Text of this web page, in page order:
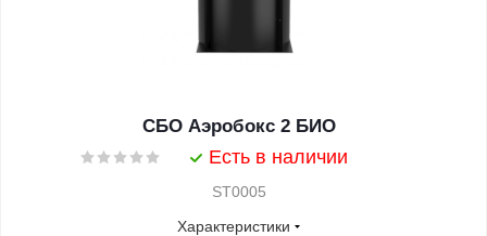
СБО Аэробокс 2 БИО
Есть в наличии
ST0005
Характеристики